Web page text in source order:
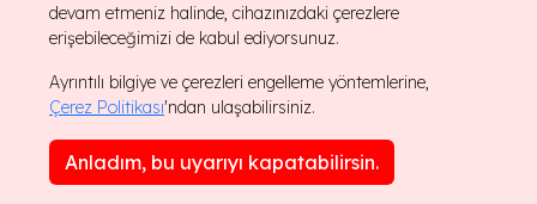
devam etmeniz halinde, cihazınızdaki çerezlere
erişebileceğimizi de kabul ediyorsunuz.
Ayrıntılı bilgiye ve çerezleri engelleme yöntemlerine,
Çerez Politikası'ndan ulaşabilirsiniz.
Anladım, bu uyarıyı kapatabilirsin.
rights@final.com.tr
© 2024 Final Kültür Sanat. Tüm hakları saklıdır.